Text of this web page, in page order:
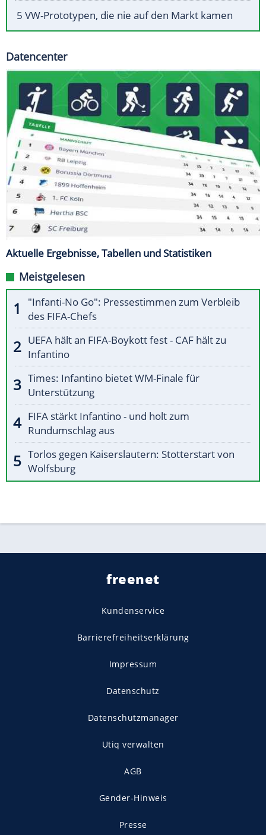
5 VW-Prototypen, die nie auf den Markt kamen
Datencenter
Aktuelle Ergebnisse, Tabellen und Statistiken
Meistgelesen
"Infanti-No Go": Pressestimmen zum Verbleib
des FIFA-Chefs
UEFA hält an FIFA-Boykott fest - CAF hält zu
Infantino
Times: Infantino bietet WM-Finale für
Unterstützung
FIFA stärkt Infantino - und holt zum
Rundumschlag aus
Torlos gegen Kaiserslautern: Stotterstart von
Wolfsburg
freenet
Kundenservice
Barrierefreiheitserklärung
Impressum
Datenschutz
Datenschutzmanager
Utiq verwalten
AGB
Gender-Hinweis
Presse